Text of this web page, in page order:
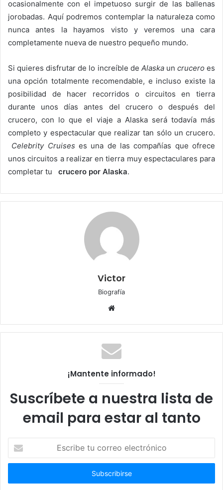
ocasionalmente con el impetuoso surgir de las ballenas
jorobadas. Aquí podremos contemplar la naturaleza como
nunca antes la hayamos visto y veremos una cara
completamente nueva de nuestro pequeño mundo.
Si quieres disfrutar de lo increíble de Alaskaun cruceroes
una opción totalmente recomendable, e incluso existe la
posibilidad de hacer recorridos o circuitos en tierra
durante unos días antes del crucero o después del
crucero, con lo que el viaje a Alaska será todavía más
completo y espectacular que realizar tan sólo un crucero.
Celebrity Cruises es una de las compañías que ofrece
unos circuitos a realizar en tierra muy espectaculares para
completar tu crucero por Alaska.
Victor
Biografía
Sitio
¡Mantente informado!
Suscríbete a nuestra lista de
email para estar al tanto
correo